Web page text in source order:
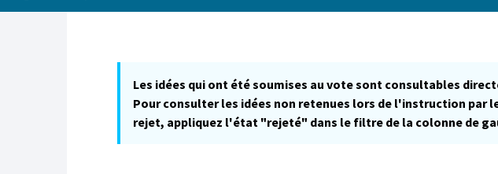
Les idées qui ont été soumises au vote sont consultables
Pour consulter les idées non retenues lors de l'instruction par
rejet, appliquez l'état "rejeté" dans le filtre de la colonne de